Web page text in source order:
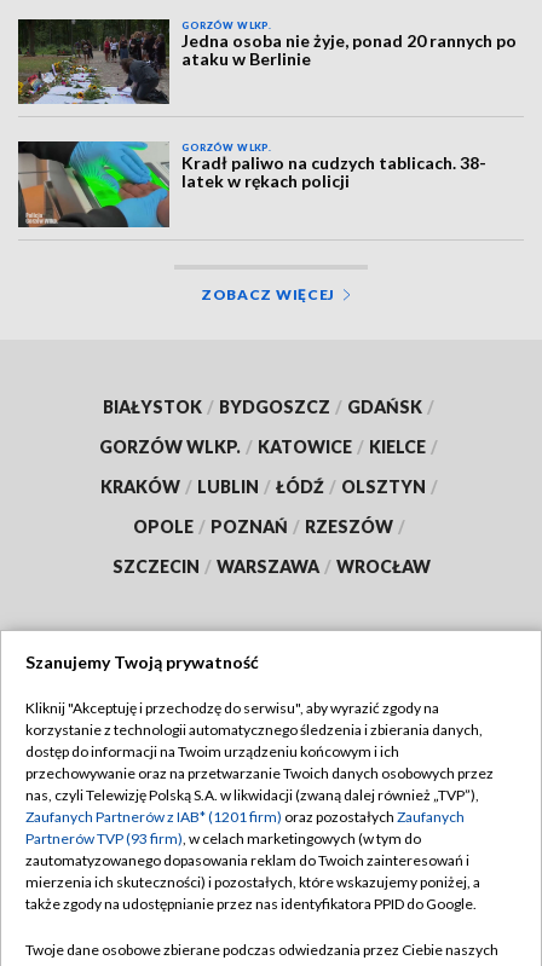
GORZÓW WLKP.
Jedna osoba nie żyje, ponad 20 rannych po
ataku w Berlinie
GORZÓW WLKP.
Kradł paliwo na cudzych tablicach. 38-
latek w rękach policji
ZOBACZ WIĘCEJ
BIAŁYSTOK / BYDGOSZCZ / GDAŃSK /
GORZÓW WLKP. / KATOWICE / KIELCE /
KRAKÓW / LUBLIN / ŁÓDŹ / OLSZTYN /
OPOLE / POZNAŃ / RZESZÓW /
SZCZECIN / WARSZAWA / WROCŁAW
TVP
Abonament TVP
Emisja w TVP
Centrum informacji TVP
Naziemna Telewizja Cyfrowa
Regulamin TVP
Polityka prywatności
Moje zgody
Pomoc
Szanujemy Twoją prywatność
Kliknij "Akceptuję i przechodzę do serwisu", aby wyrazić zgody na
korzystanie z technologii automatycznego śledzenia i zbierania danych,
dostęp do informacji na Twoim urządzeniu końcowym i ich
przechowywanie oraz na przetwarzanie Twoich danych osobowych przez
nas, czyli Telewizję Polską S.A. w likwidacji (zwaną dalej również „TVP”),
Zaufanych Partnerów z IAB* (1201 firm) oraz pozostałych Zaufanych
Partnerów TVP (93 firm), w celach marketingowych (w tym do
zautomatyzowanego dopasowania reklam do Twoich zainteresowań i
mierzenia ich skuteczności) i pozostałych, które wskazujemy poniżej, a
także zgody na udostępnianie przez nas identyfikatora PPID do Google.
Twoje dane osobowe zbierane podczas odwiedzania przez Ciebie naszych